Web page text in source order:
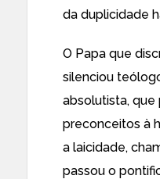
da duplicidade
O Papa que
silenciou
absolutista, que
preconceitos à
a laicidade,
passou o